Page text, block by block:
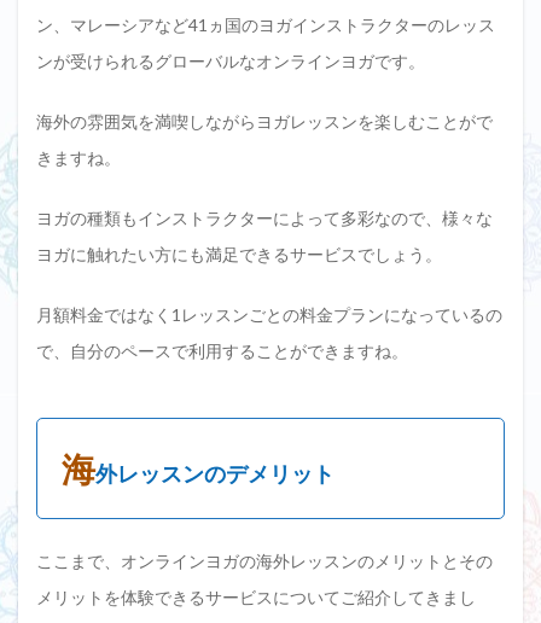
ン、マレーシアなど41ヵ国のヨガインストラクターのレッス
ンが受けられるグローバルなオンラインヨガです。
海外の雰囲気を満喫しながらヨガレッスンを楽しむことがで
きますね。
ヨガの種類もインストラクターによって多彩なので、様々な
ヨガに触れたい方にも満足できるサービスでしょう。
月額料金ではなく1レッスンごとの料金プランになっているの
で、自分のペースで利用することができますね。
海外レッスンのデメリット
ここまで、オンラインヨガの海外レッスンのメリットとその
メリットを体験できるサービスについてご紹介してきまし